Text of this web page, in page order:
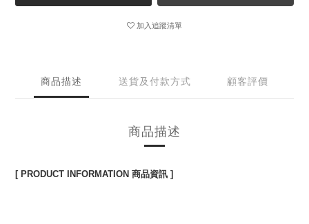
加入追蹤清單
商品描述 送貨及付款方式 顧客評價
商品描述
[ PRODUCT INFORMATION 商品資訊 ]